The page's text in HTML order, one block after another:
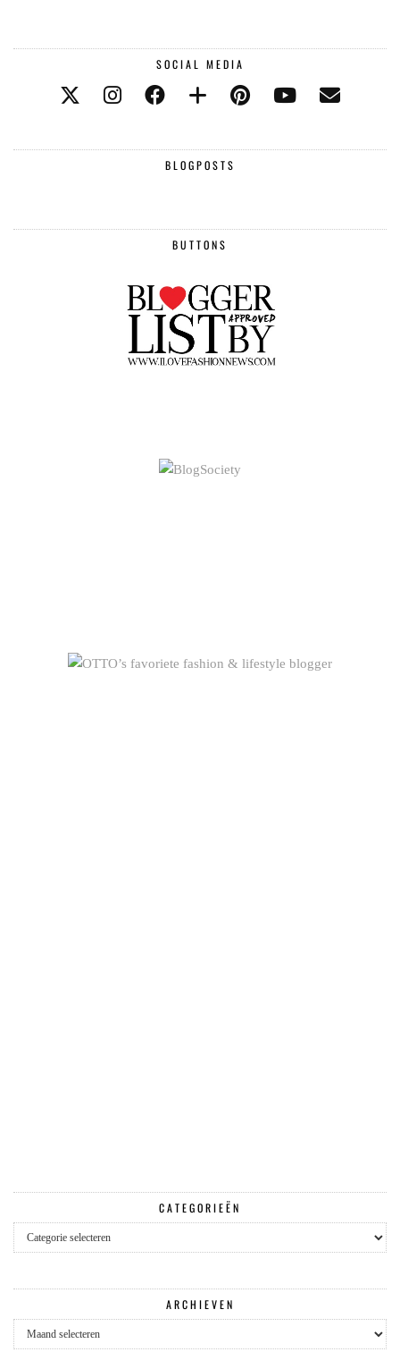
SOCIAL MEDIA
BLOGPOSTS
BUTTONS
CATEGORIEËN
Categorieën
ARCHIEVEN
Archieven